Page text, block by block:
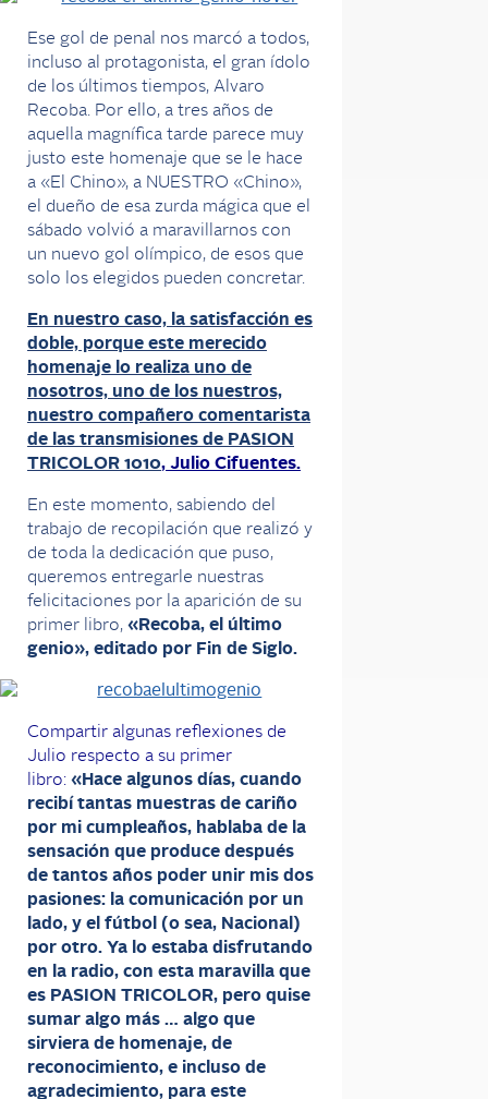
Ese gol de penal nos marcó a todos,
incluso al protagonista, el gran ídolo
de los últimos tiempos, Alvaro
Recoba. Por ello, a tres años de
aquella magnífica tarde parece muy
justo este homenaje que se le hace
a «El Chino», a NUESTRO «Chino»,
el dueño de esa zurda mágica que el
sábado volvió a maravillarnos con
un nuevo gol olímpico, de esos que
solo los elegidos pueden concretar.
En nuestro caso, la satisfacción es
doble, porque este merecido
homenaje lo realiza uno de
nosotros, uno de los nuestros,
nuestro compañero comentarista
de las transmisiones de PASION
TRICOLOR 1010, Julio Cifuentes.
En este momento, sabiendo del
trabajo de recopilación que realizó y
de toda la dedicación que puso,
queremos entregarle nuestras
felicitaciones por la aparición de su
primer libro, «Recoba, el último
genio», editado por Fin de Siglo.
Compartir algunas reflexiones de
Julio respecto a su primer
libro: «Hace algunos días, cuando
recibí tantas muestras de cariño
por mi cumpleaños, hablaba de la
sensación que produce después
de tantos años poder unir mis dos
pasiones: la comunicación por un
lado, y el fútbol (o sea, Nacional)
por otro. Ya lo estaba disfrutando
en la radio, con esta maravilla que
es PASION TRICOLOR, pero quise
sumar algo más … algo que
sirviera de homenaje, de
reconocimiento, e incluso de
agradecimiento, para este